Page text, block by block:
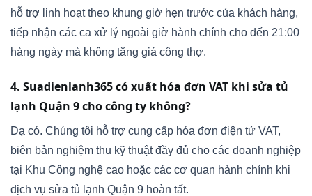
hỗ trợ linh hoạt theo khung giờ hẹn trước của khách hàng,
tiếp nhận các ca xử lý ngoài giờ hành chính cho đến 21:00
hàng ngày mà không tăng giá công thợ.
4. Suadienlanh365 có xuất hóa đơn VAT khi sửa tủ
lạnh Quận 9 cho công ty không?
Dạ có. Chúng tôi hỗ trợ cung cấp hóa đơn điện tử VAT,
biên bản nghiệm thu kỹ thuật đầy đủ cho các doanh nghiệp
tại Khu Công nghệ cao hoặc các cơ quan hành chính khi
dịch vụ sửa tủ lạnh Quận 9 hoàn tất.